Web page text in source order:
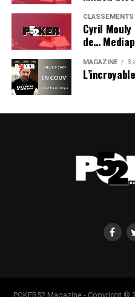
CLASSEMENTS
Cyril
de…
MAGAZINE 3
POKER52 Magazine - Copyright ©